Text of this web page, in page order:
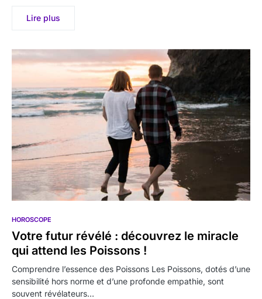
Lire plus
HOROSCOPE
Votre futur révélé : découvrez le miracle
qui attend les Poissons !
Comprendre l’essence des Poissons Les Poissons, dotés d’une
sensibilité hors norme et d’une profonde empathie, sont
souvent révélateurs…